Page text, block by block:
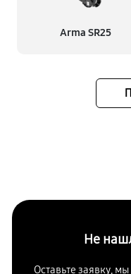
Arma SR25
Не
Оставьте заявку,